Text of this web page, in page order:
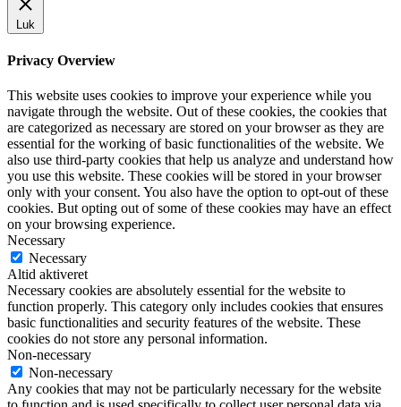
Luk
Privacy Overview
This website uses cookies to improve your experience while you
navigate through the website. Out of these cookies, the cookies that
are categorized as necessary are stored on your browser as they are
essential for the working of basic functionalities of the website. We
also use third-party cookies that help us analyze and understand how
you use this website. These cookies will be stored in your browser
only with your consent. You also have the option to opt-out of these
cookies. But opting out of some of these cookies may have an effect
on your browsing experience.
Necessary
Necessary
Altid aktiveret
Necessary cookies are absolutely essential for the website to
function properly. This category only includes cookies that ensures
basic functionalities and security features of the website. These
cookies do not store any personal information.
Non-necessary
Non-necessary
Any cookies that may not be particularly necessary for the website